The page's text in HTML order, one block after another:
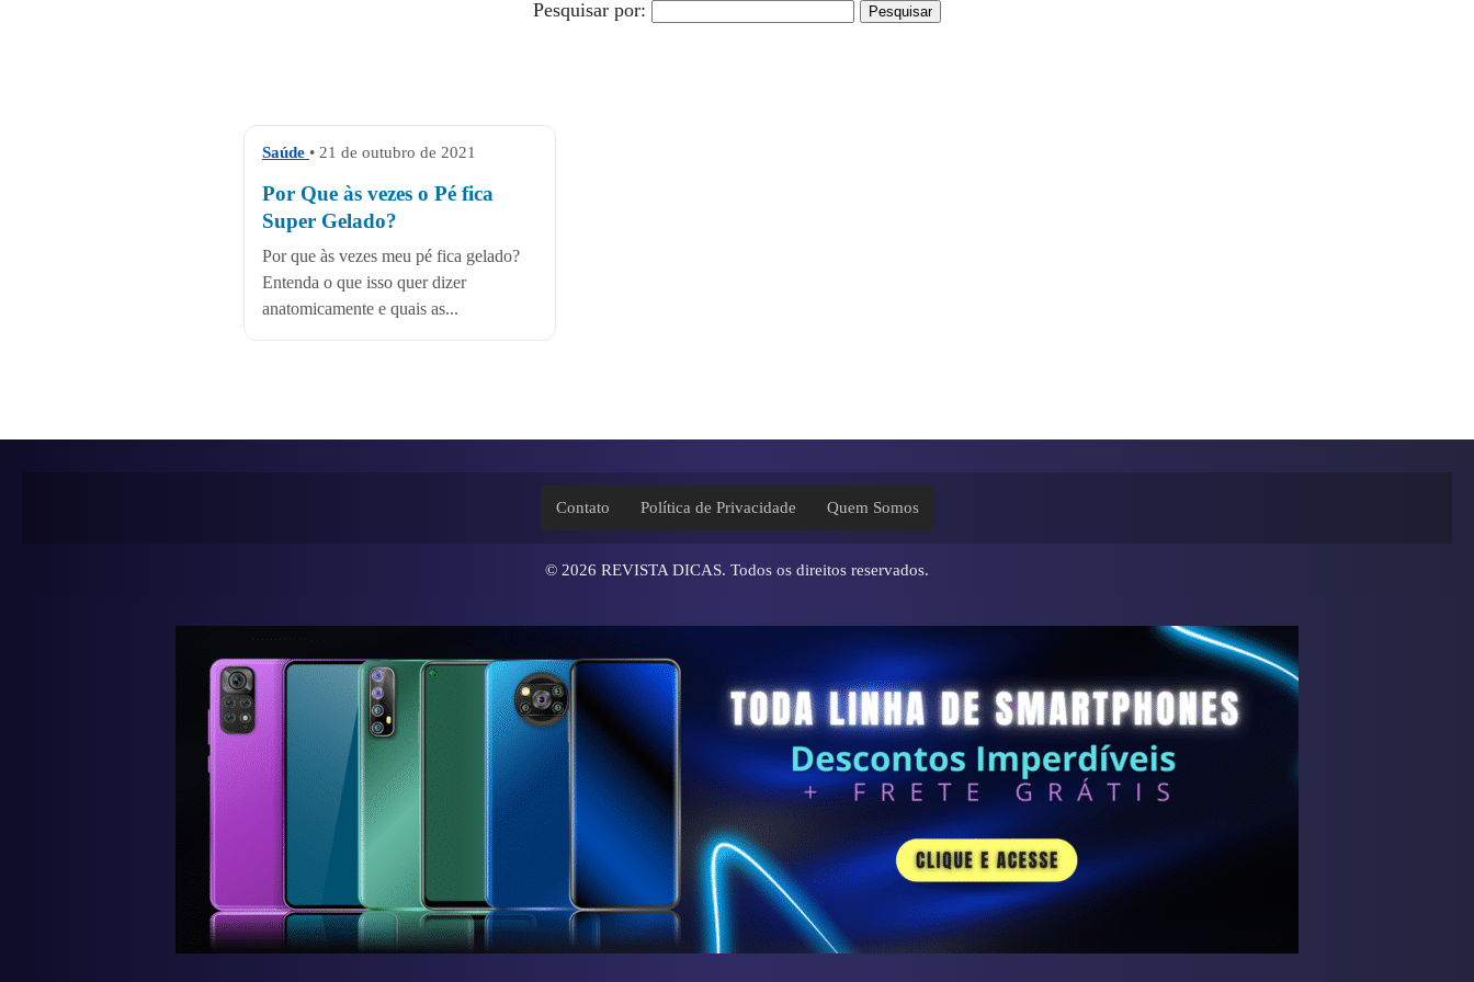
Pesquisar por:
Saúde • 21 de outubro de 2021
Por Que às vezes o Pé fica
Super Gelado?
Por que às vezes meu pé fica gelado?
Entenda o que isso quer dizer
anatomicamente e quais as...
Contato Política de Privacidade Quem Somos
© 2026 REVISTA DICAS. Todos os direitos reservados.